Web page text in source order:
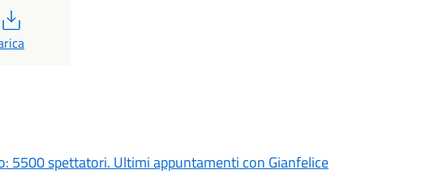
5500 spettatori. Ultimi appuntamenti con Gianfelice